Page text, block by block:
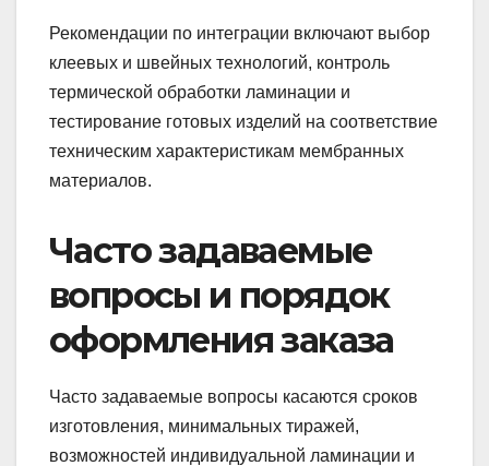
Рекомендации по интеграции включают выбор
клеевых и швейных технологий, контроль
термической обработки ламинации и
тестирование готовых изделий на соответствие
техническим характеристикам мембранных
материалов.
Часто задаваемые
вопросы и порядок
оформления заказа
Часто задаваемые вопросы касаются сроков
изготовления, минимальных тиражей,
возможностей индивидуальной ламинации и